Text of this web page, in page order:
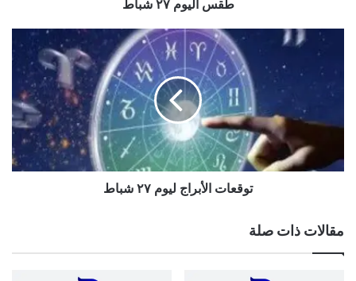
طقس اليوم ٢٧ شباط
توقعات
الأبراج
توقعات الأبراج ليوم ٢٧ شباط
مقالات ذات صلة